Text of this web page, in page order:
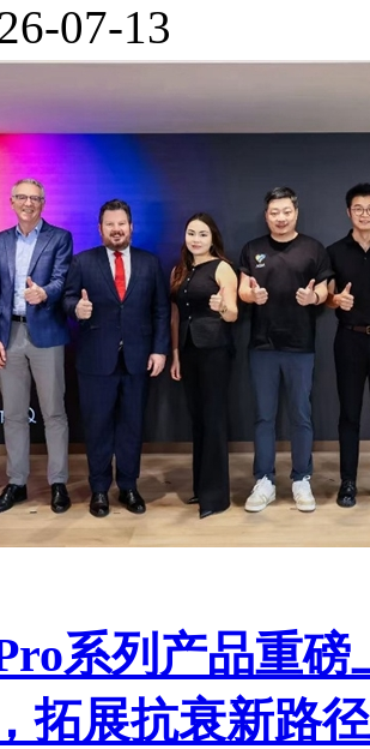
07-13
系列产品重磅
拓展抗衰新路径